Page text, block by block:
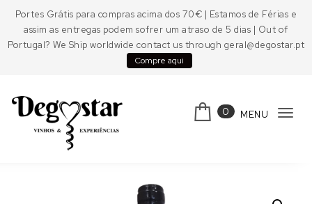
Portes Grátis para compras acima dos 70€ | Estamos de Férias e
assim as entregas podem sofrer um atraso de 5 dias | Out of
Portugal? We Ship worldwide contact us through geral@degostar.pt
Compre aqui
0 MENU